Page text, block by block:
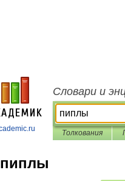
Словари и
Толкования
пиплы